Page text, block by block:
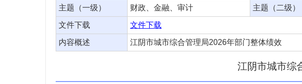
主题（一级） 财政、金融、审计 主题（二级）
文件下载 文件下载
内容概述 江阴市城市综合管理局2026年部门整体绩效
江阴市城市综